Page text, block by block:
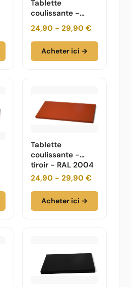
Tablette
coulissante -
tiroir - RAL 1004 -
jaune doré - 75
50 35
24,90 - 29,90 €
Acheter ici →
Tablette
coulissante -
tiroir - RAL 2004
- orange pur- 75
24,90 - 29,90 €
Acheter ici →